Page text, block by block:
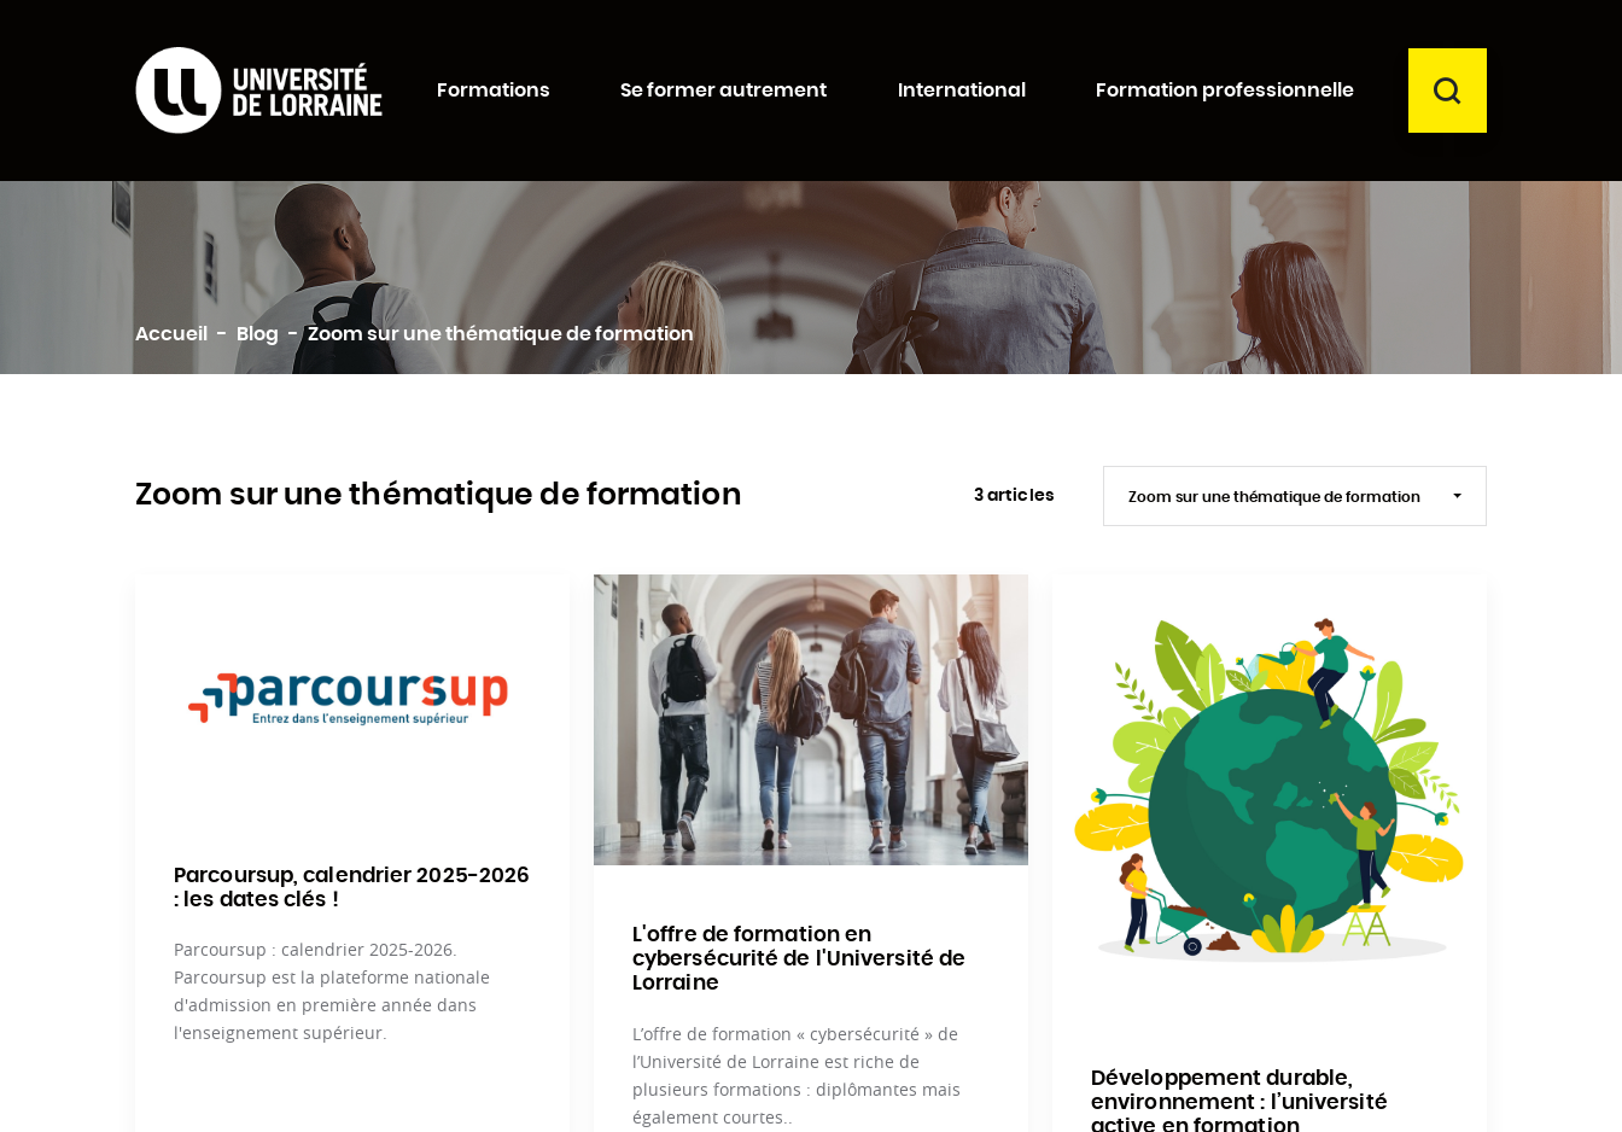
recherche
Formations Se former autrement International Formation professionnelle
Rechercher
Accueil Blog Zoom sur une thématique de formation
Zoom sur une thématique de formation 3 articles Zoom sur une thématique de formation
Parcoursup, calendrier 2025-2026
: les dates clés !
Parcoursup : calendrier 2025-2026.
Parcoursup est la plateforme nationale
d'admission en première année dans
l'enseignement supérieur.
L'offre de formation en
cybersécurité de l'Université de
Lorraine
L’offre de formation « cybersécurité » de
l’Université de Lorraine est riche de
plusieurs formations : diplômantes mais
également courtes..
Développement durable,
environnement : l’université
active en formation